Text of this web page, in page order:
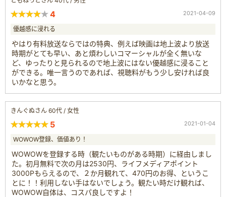
4 2021-04-09
優越感に浸れる
やはり有料放送ならではの特典、例えば映画は地上波より放送
時期がとても早い、あと煩わしいコマーシャルが全く無いな
ど、ゆったりと見られるので地上波にはない優越感に浸ること
ができる。唯一言うのであれば、視聴料がもう少し安ければ良
いかなと思う。
きんぐぬさん 60代 / 女性
5 2021-01-04
WOWOW登録、価値あり！
WOWOWを登録する時（観たいものがある時期）に経由しまし
た。初月無料で次の月は2530円、ライフメディアポイント
3000Pもらえるので、２か月観れて、470円のお得、というこ
とに！！利用しない手はないでしょう。観たい時だけ観れば、
WOWOW自体は、コスパ良しですよ！